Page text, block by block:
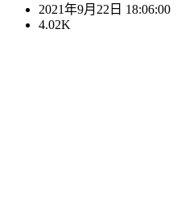
2021年9月22日 18:06:00
4.02K